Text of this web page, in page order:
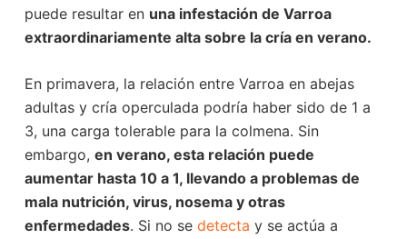
puede resultar en una infestación de Varroa
extraordinariamente alta sobre la cría en verano.
En primavera, la relación entre Varroa en abejas
adultas y cría operculada podría haber sido de 1 a
3, una carga tolerable para la colmena. Sin
embargo, en verano, esta relación puede
aumentar hasta 10 a 1, llevando a problemas de
mala nutrición, virus, nosema y otras
enfermedades. Si no se detecta y se actúa a